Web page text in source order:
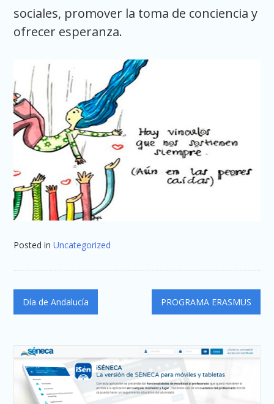
sociales, promover la toma de conciencia y
ofrecer esperanza.
Posted inUncategorized
Navegación
de
Día de Andalucía PROGRAMA ERASMUS